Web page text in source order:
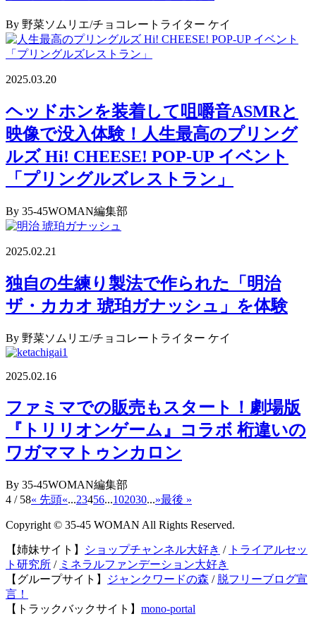
By 野菜ソムリエ/チョコレートライター ケイ
2025.03.20
ヘッドホンを装着して咀嚼音ASMRと
映像で没入体験！人生最高のプリング
ルズ Hi! CHEESE! POP-UP イベント
「プリングルズレストラン」
By 35-45WOMAN編集部
2025.02.21
独自の生練り製法で作られた「明治
ザ・カカオ 琥珀ガナッシュ」を体験
By 野菜ソムリエ/チョコレートライター ケイ
2025.02.16
ファミマでの販売もスタート！劇場版
『トリリオンゲーム』コラボ 桁違いの
ワガママトゥンカロン
By 35-45WOMAN編集部
4 / 58« 先頭«...23456...102030...»最後 »
Copyright © 35-45 WOMAN All Rights Reserved.
【姉妹サイト】 ショップチャンネル大好き / トライアルセッ
ト研究所 / ミネラルファンデーション大好き
【グループサイト】
ジャンクワードの森 / 脱フリーブログ宣
言！
【トラックバックサイト】 mono-portal